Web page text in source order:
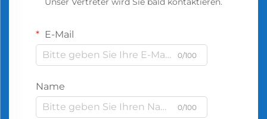
E-Mail
0/100
Name
0/100